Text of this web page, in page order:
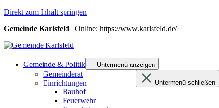
Direkt zum Inhalt springen
Gemeinde Karlsfeld | Online: https://www.karlsfeld.de/
Gemeinde & Politik Untermenü anzeigen
Untermenü schließen
Gemeinderat
Einrichtungen
Bauhof
Feuerwehr